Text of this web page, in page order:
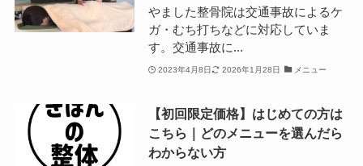
やました整骨院は交通事故によるケ
ガ・むち打ちなどに対応していま
す。交通事故に...
2023年4月8日 2026年1月28日 メニュー
【初回限定価格】はじめての方は
こちら｜どのメニューを選んだら
わからない方